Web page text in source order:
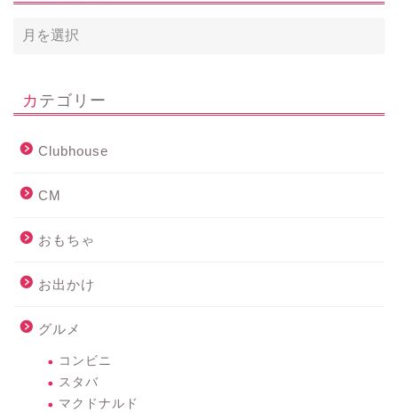
カテゴリー
Clubhouse
CM
おもちゃ
お出かけ
グルメ
コンビニ
スタバ
マクドナルド